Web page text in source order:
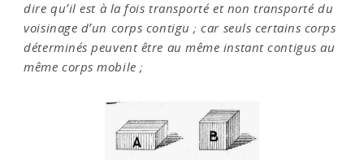
dire qu’il est à la fois transporté et non transporté du
voisinage d’un corps contigu ; car seuls certains corps
déterminés peuvent être au même instant contigus au
même corps mobile ;